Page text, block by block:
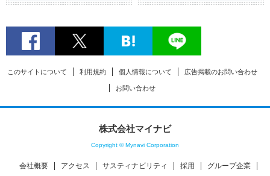
このサイトについて 利用規約 個人情報について 広告掲載のお問い合わせ
お問い合わせ
株式会社マイナビ
Copyright © Mynavi Corporation
会社概要 アクセス サスティナビリティ 採用 グループ企業